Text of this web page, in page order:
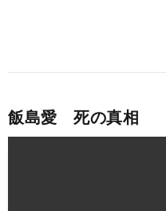
飯島愛 死の真相